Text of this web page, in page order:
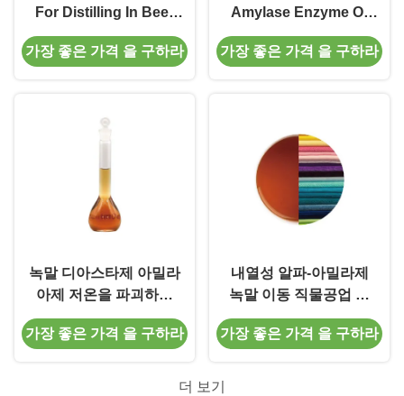
For Distilling In Beer
High Concentrated
Desizing
가장 좋은 가격 을 구하라
Amylase Enzyme Of
Starch Desizing
Soften Denim
가장 좋은 가격 을 구하라
녹말 디아스타제 아밀라
아제 저온을 파괴하는
침에서 효소
가장 좋은 가격 을 구하라
내열성 알파-아밀라제
녹말 이동 직물공업 디
사이징
가장 좋은 가격 을 구하라
더 보기